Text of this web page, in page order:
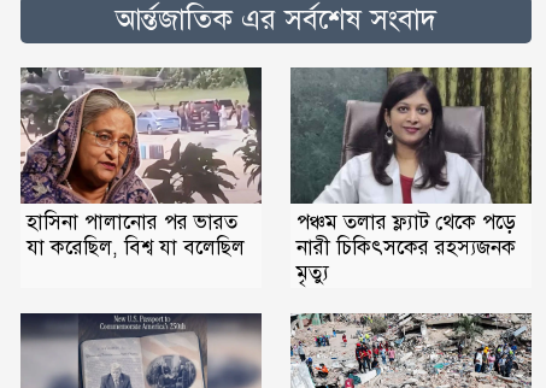
আর্ন্তজাতিক এর সর্বশেষ সংবাদ
হাসিনা পালানোর পর ভারত
যা করেছিল, বিশ্ব যা বলেছিল
পঞ্চম তলার ফ্ল্যাট থেকে পড়ে
নারী চিকিৎসকের রহস্যজনক
মৃত্যু